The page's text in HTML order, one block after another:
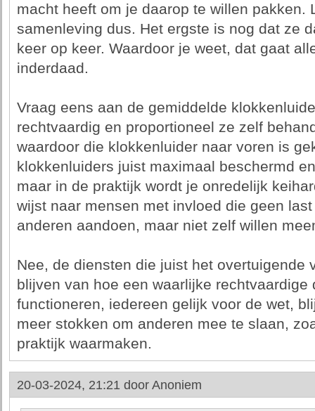
macht heeft om je daarop te willen pakken.
samenleving dus. Het ergste is nog dat ze
keer op keer. Waardoor je weet, dat gaat
inderdaad.
Vraag eens aan de gemiddelde
rechtvaardig en proportioneel ze zelf
waardoor die klokkenluider naar voren is
klokkenluiders juist maximaal beschermd
maar in de praktijk wordt je onredelijk
wijst naar mensen met invloed die geen
anderen aandoen, maar niet zelf willen
Nee, de diensten die juist het overtuigende
blijven van hoe een waarlijke rechtvaardige
functioneren, iedereen gelijk voor de wet,
meer stokken om anderen mee te slaan,
praktijk waarmaken.
20-03-2024, 21:21 door Anoniem